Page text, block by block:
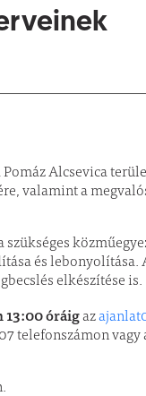
Alcsevica
valamint a
és lebonyolítása.
elkészítése is.
13:00 óráigaz
telefonszámon vagy